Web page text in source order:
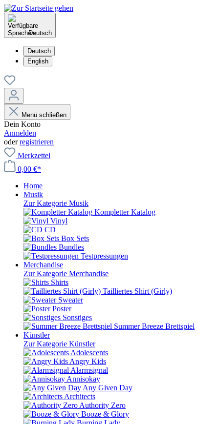
Deutsch
Deutsch
English
Menü schließen
Dein Konto
Anmelden
oderregistrieren
Merkzettel
0,00 €*
Home
Musik
Zur Kategorie Musik
Kompletter Katalog
Vinyl
CD
Box Sets
Bundles
Testpressungen
Merchandise
Zur Kategorie Merchandise
Shirts
Tailliertes Shirt (Girly)
Sweater
Poster
Sonstiges
Summer Breeze Brettspiel
Künstler
Zur Kategorie Künstler
Adolescents
Angry Kids
Alarmsignal
Annisokay
Any Given Day
Architects
Authority Zero
Booze & Glory